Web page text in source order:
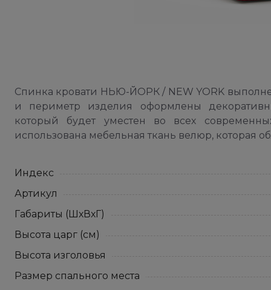
Спинка кровати НЬЮ-ЙОРК / NEW YORK
и периметр изделия оформлены
который будет уместен во всех
использована мебельная ткань велюр, которая
Индекс
Артикул
Габариты (ШхВхГ)
Высота царг (см)
Высота изголовья
Размер спального места